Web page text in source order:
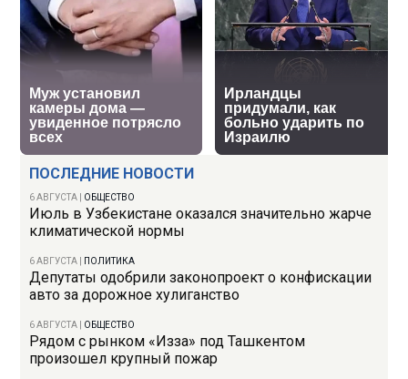
ПОСЛЕДНИЕ НОВОСТИ
6 АВГУСТА ОБЩЕСТВО
Июль в Узбекистане оказался значительно жарче
климатической нормы
6 АВГУСТА ПОЛИТИКА
Депутаты одобрили законопроект о конфискации
авто за дорожное хулиганство
6 АВГУСТА ОБЩЕСТВО
Рядом с рынком «Изза» под Ташкентом
произошел крупный пожар